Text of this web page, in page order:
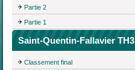
Partie 2
Partie 1
Saint-Quentin-Fallavier TH3
Classement final